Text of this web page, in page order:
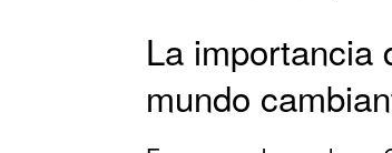
La importancia
mundo